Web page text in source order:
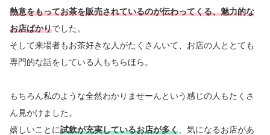
熱意をもってお茶を販売されているのが伝わってくる、魅力的な
お店ばかりでした。
そして来場者もお茶好きな人がたくさんいて、お店の人ととても
専門的な話をしている人もちらほら。
もちろん私のような全然わかりませーんという感じの人もたくさ
ん見かけました。
嬉しいことに試飲が充実しているお店が多く 、気になるお店があ